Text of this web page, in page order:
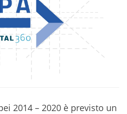
2014 – 2020 è previsto un